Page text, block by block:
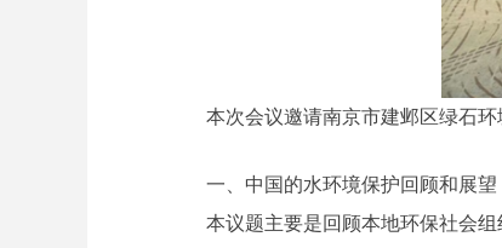
本次会议邀请南京市建邺区绿石
一、中国的水环境保护回顾和展望
本议题主要是回顾本地环保社会